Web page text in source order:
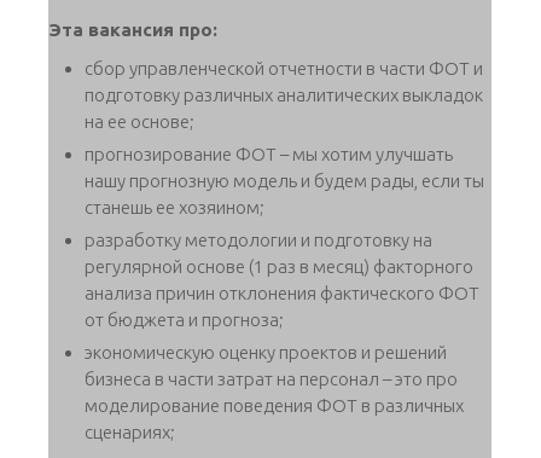
Эта вакансия про:
сбор управленческой отчетности в части ФОТ и
подготовку различных аналитических выкладок
на ее основе;
прогнозирование ФОТ – мы хотим улучшать
нашу прогнозную модель и будем рады, если ты
станешь ее хозяином;
разработку методологии и подготовку на
регулярной основе (1 раз в месяц) факторного
анализа причин отклонения фактического ФОТ
от бюджета и прогноза;
экономическую оценку проектов и решений
бизнеса в части затрат на персонал – это про
моделирование поведения ФОТ в различных
сценариях;